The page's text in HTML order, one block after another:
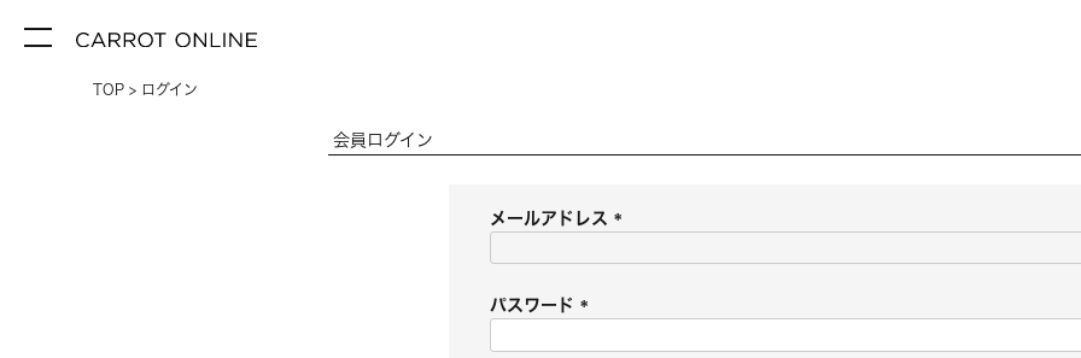
TOP ログイン
会員ログイン
メールアドレス
パスワード